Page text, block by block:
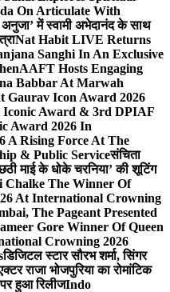
On Articulate With
में स्वामी अभेदानंद के साथ
Nat Habit LIVE Returns
Sanghi In An Exclusive
AAFT Hosts Engaging
Babbar At Marwah
Gaurav Icon Award 2026
Iconic Award & 3rd DPIAF
Award 2026 In
A Rising Force At The
& Public Serviceसंचिता
माई के धोके चरनिया’ की शूटिंग
Chalke The Winner Of
At International Crowning
The Pageant Presented
Gore Winner Of Queen
Crowning 2026
डिजिटल स्टार सौरभ शर्मा, सिंगर
राजा भोजपुरिया का रोमांटिक
पर हुआ रिलीजIndo